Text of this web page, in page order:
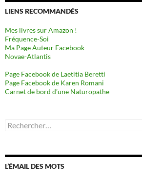
LIENS RECOMMANDÉS
Mes livres sur Amazon !
Fréquence-Soi
Ma Page Auteur Facebook
Novae-Atlantis
Page Facebook de Laetitia Beretti
Page Facebook de Karen Romani
Carnet de bord d’une Naturopathe
Rechercher :
L’ÉMAIL DES MOTS